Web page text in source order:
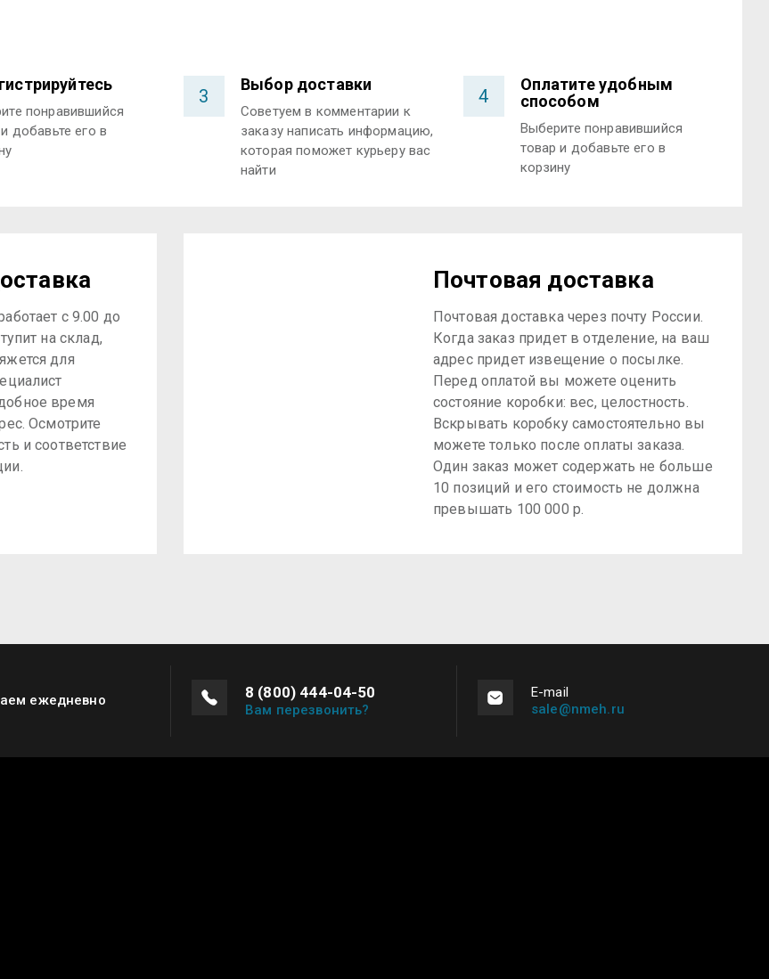
понравившийся
добавьте его в
3
Выбор доставки
Советуем в комментарии к
заказу написать информацию,
которая поможет курьеру вас
найти
4
Оплатите удобным
способом
Выберите понравившийся
товар и добавьте его в
корзину
с 9.00 до
на склад,
для
время
Осмотрите
и соответствие
Почтовая доставка
Почтовая доставка через почту России.
Когда заказ придет в отделение, на ваш
адрес придет извещение о посылке.
Перед оплатой вы можете оценить
состояние коробки: вес, целостность.
Вскрывать коробку самостоятельно вы
можете только после оплаты заказа.
Один заказ может содержать не больше
10 позиций и его стоимость не должна
превышать 100 000 р.
ежедневно 8 (800) 444-04-50
Вам перезвонить?
Е-mail
sale@nmeh.ru